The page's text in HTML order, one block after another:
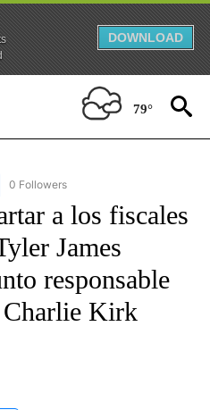
DOWNLOAD
79°
"CNN SPANISH" TO RECEIVE
0 Followers
a los fiscales
James
responsable
Charlie Kirk